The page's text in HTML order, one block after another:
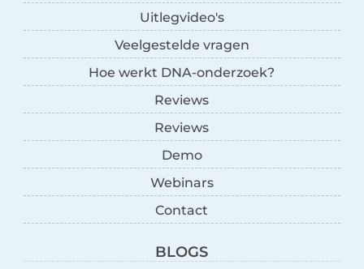
Uitlegvideo's
Veelgestelde vragen
Hoe werkt DNA-onderzoek?
Reviews
Reviews
Demo
Webinars
Contact
BLOGS